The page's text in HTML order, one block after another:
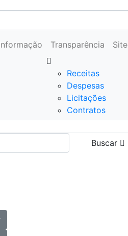
Transparência
Receitas
Despesas
Licitações
Contratos
Site
Buscar